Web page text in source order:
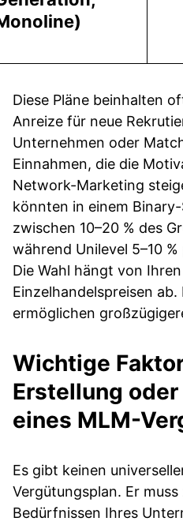
Diese Pläne beinhalten
Anreize für neue
Unternehmen oder
Einnahmen, die die
Network-Marketing
könnten in einem
zwischen 10–20 % des
während Unilevel 5–10
Die Wahl hängt von
Einzelhandelspreisen
ermöglichen
Wichtige
Erstellung
eines MLM-
Es gibt keinen
Vergütungsplan. Er
Bedürfnissen Ihres